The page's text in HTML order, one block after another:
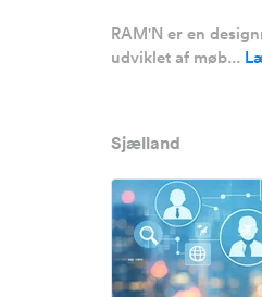
RAM'N er en
udviklet af møb...
Sjælland